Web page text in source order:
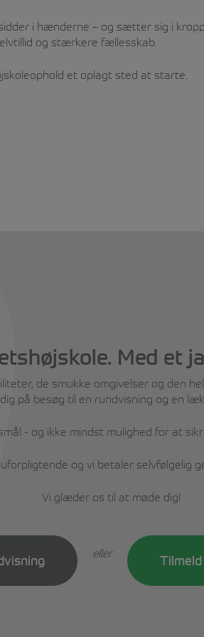
i hænderne – og sætter sig i
og stærkere fællesskab.
et oplagt sted at starte.
Med et
de smukke omgivelser og den
på besøg til en rundvisning og en
- og ikke mindst mulighed for at
og vi betaler selvfølgelig
Vi glæder os til at møde dig!
eller